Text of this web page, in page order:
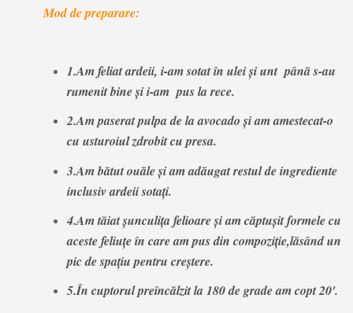
Mod de preparare:
1.Am feliat ardeii, i-am sotat în ulei și unt până s-au
rumenit bine și i-am pus la rece.
2.Am paserat pulpa de la avocado și am amestecat-o
cu usturoiul zdrobit cu presa.
3.Am bătut ouăle și am adăugat restul de ingrediente
inclusiv ardeii sotați.
4.Am tăiat șunculița felioare și am căptușit formele cu
aceste feliuțe în care am pus din compoziție,lăsând un
pic de spațiu pentru creștere.
5.În cuptorul preîncălzit la 180 de grade am copt 20'.